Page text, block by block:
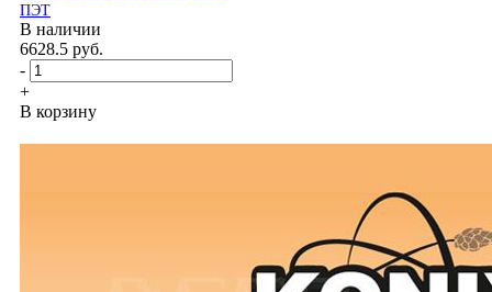
ПЭТ
В наличии
6628.5 руб.
-
+
В корзину